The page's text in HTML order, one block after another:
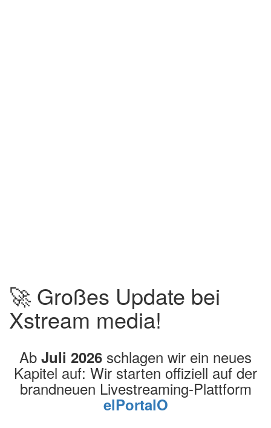
🚀 Großes Update bei
Xstream media!
Ab Juli 2026 schlagen wir ein neues
Kapitel auf: Wir starten offiziell auf der
brandneuen Livestreaming-Plattform
elPortalO